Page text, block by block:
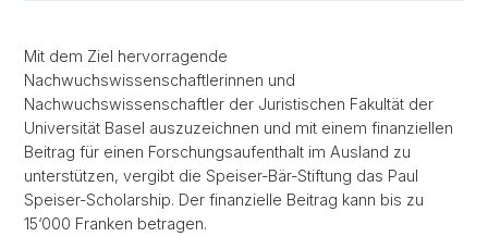
Mit dem Ziel hervorragende
Nachwuchswissenschaftlerinnen und
Nachwuchswissenschaftler der Juristischen Fakultät der
Universität Basel auszuzeichnen und mit einem finanziellen
Beitrag für einen Forschungsaufenthalt im Ausland zu
unterstützen, vergibt die Speiser-Bär-Stiftung das Paul
Speiser-Scholarship. Der finanzielle Beitrag kann bis zu
15‘000 Franken betragen.